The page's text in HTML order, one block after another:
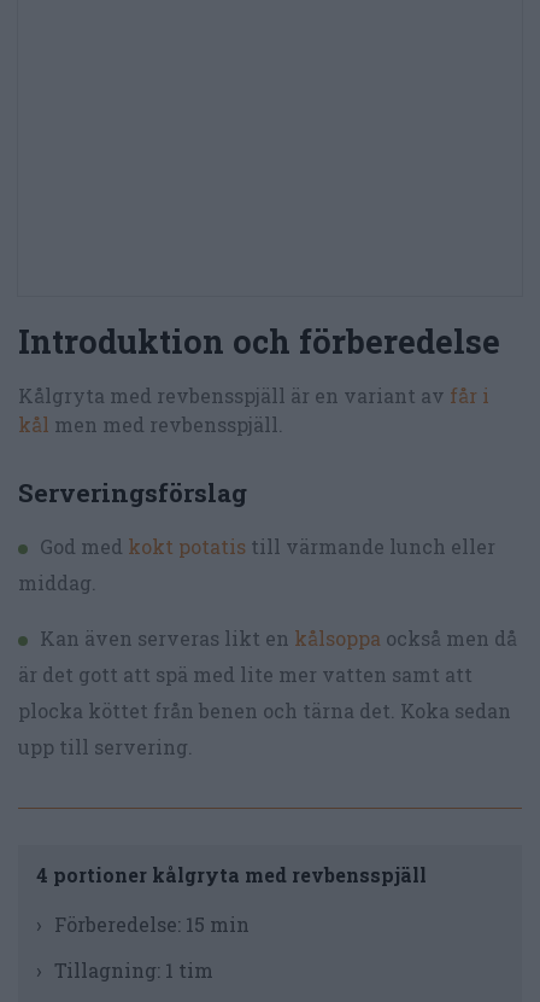
Introduktion och förberedelse
Kålgryta med revbensspjäll är en variant av får i
kål men med revbensspjäll.
Serveringsförslag
God med kokt potatis till värmande lunch eller
middag.
Kan även serveras likt en kålsoppa också men då
är det gott att spä med lite mer vatten samt att
plocka köttet från benen och tärna det. Koka sedan
upp till servering.
4 portioner kålgryta med revbensspjäll
Förberedelse: 15 min
Tillagning: 1 tim